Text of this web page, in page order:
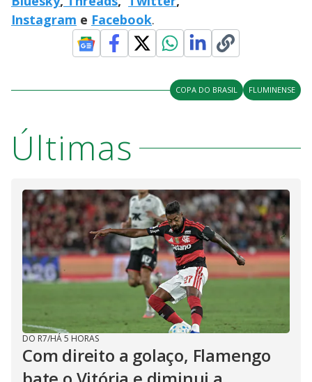
Instagram e Facebook.
COPA DO BRASIL FLUMINENSE
Últimas
DO R7/HÁ 5 HORAS
Com direito a golaço, Flamengo